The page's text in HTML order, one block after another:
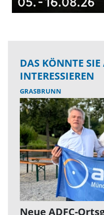
DAS KÖNNTE SIE
INTERESSIEREN
GRASBRUNN
Neue ADFC-